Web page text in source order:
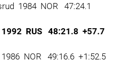
1984 NOR 47:24.1
1992 RUS 48:21.8 +57.7
NOR 49:16.6 +1:52.5